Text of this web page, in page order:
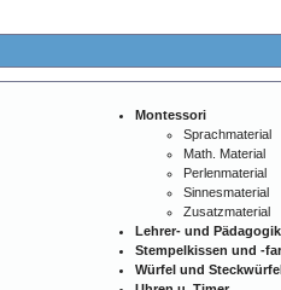
Montessori
Sprachmaterial
Math. Material
Perlenmaterial
Sinnesmaterial
Zusatzmaterial
Lehrer- und
Stempelkissen und -
Würfel und